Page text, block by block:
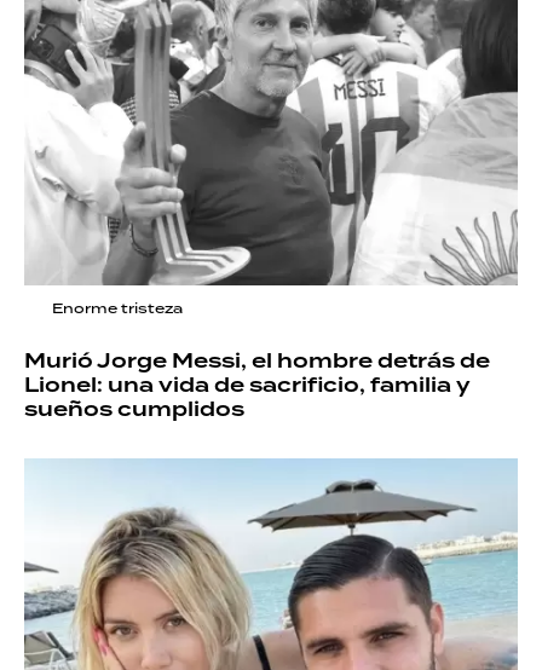
Enorme tristeza
Murió Jorge Messi, el hombre detrás de
Lionel: una vida de sacrificio, familia y
sueños cumplidos